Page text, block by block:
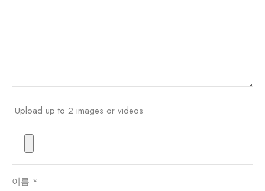
Upload up to 2 images or videos
이름 *